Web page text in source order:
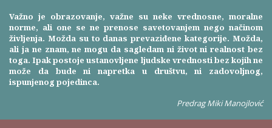
Važno je obrazovanje, važne su neke vrednosne, moralne
norme, ali one se ne prenose savetovanjem nego načinom
življenja. Možda su to danas prevaziđene kategorije. Možda,
ali ja ne znam, ne mogu da sagledam ni život ni realnost bez
toga. Ipak postoje ustanovljene ljudske vrednosti bez kojih ne
može da bude ni napretka u društvu, ni zadovoljnog,
ispunjenog pojedinca.
Predrag Miki Manojlović